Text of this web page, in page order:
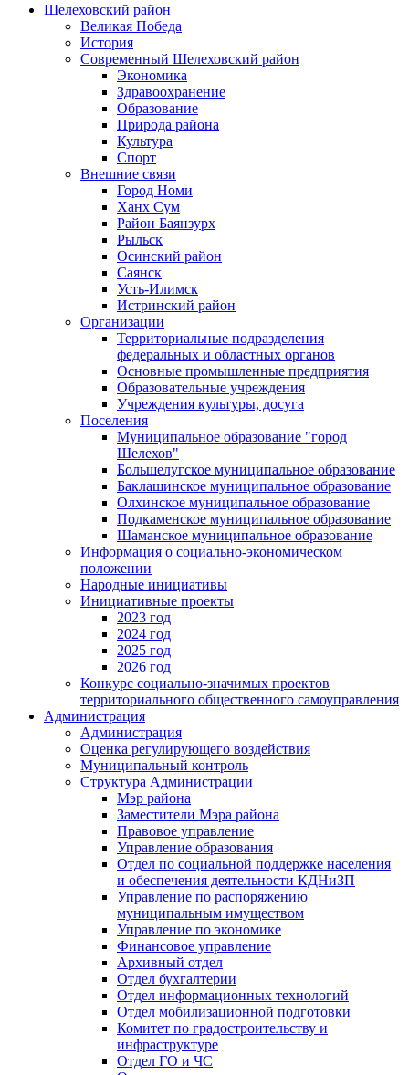
Шелеховский район
Великая Победа
История
Современный Шелеховский район
Экономика
Здравоохранение
Образование
Природа района
Культура
Спорт
Внешние связи
Город Номи
Ханх Сум
Район Баянзурх
Рыльск
Осинский район
Саянск
Усть-Илимск
Истринский район
Организации
Территориальные подразделения
федеральных и областных органов
Основные промышленные предприятия
Образовательные учреждения
Учреждения культуры, досуга
Поселения
Муниципальное образование "город
Шелехов"
Большелугское муниципальное образование
Баклашинское муниципальное образование
Олхинское муниципальное образование
Подкаменское муниципальное образование
Шаманское муниципальное образование
Информация о социально-экономическом
положении
Народные инициативы
Инициативные проекты
2023 год
2024 год
2025 год
2026 год
Конкурс социально-значимых проектов
территориального общественного самоуправления
Администрация
Администрация
Оценка регулирующего воздействия
Муниципальный контроль
Структура Администрации
Мэр района
Заместители Мэра района
Правовое управление
Управление образования
Отдел по социальной поддержке населения
и обеспечения деятельности КДНиЗП
Управление по распоряжению
муниципальным имуществом
Управление по экономике
Финансовое управление
Архивный отдел
Отдел бухгалтерии
Отдел информационных технологий
Отдел мобилизационной подготовки
Комитет по градостроительству и
инфраструктуре
Отдел ГО и ЧС